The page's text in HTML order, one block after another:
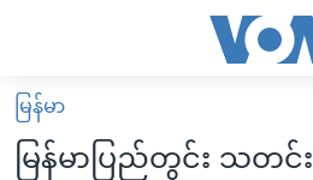
လွယ်ကူ
စေ
မူလစာမျက်နှာ
မြန်မာ
မြန်မာ
မြန်မာပြည်တွင်း သတင်း